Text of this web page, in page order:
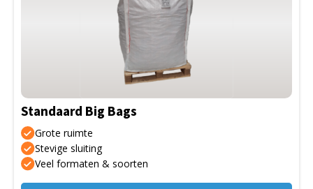
Standaard Big Bags
Grote ruimte
Stevige sluiting
Veel formaten & soorten
gekozen
worden
op
de
productpagina